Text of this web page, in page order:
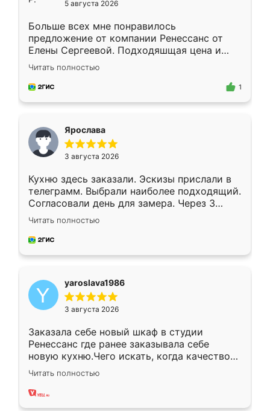
5 августа 2026
Больше всех мне понравилось
предложение от компании Ренессанс от
Елены Сергеевой. Подходяшщая цена и
короткие сроки изготовления. Приехавший
для замера сотрудник Владислав
предложил по моему эскизу самый
Читать полностью
1
Ярослава
3 августа 2026
Кухню здесь заказали. Эскизы прислали в
телеграмм. Выбрали наиболее подходящий.
Согласовали день для замера. Через 3
недели кухня была уже готова. Остались
довольны работой. Спасибо Ренессанс
мебель за качественную работу!
Читать полностью
yaroslava1986
3 августа 2026
Заказала себе новый шкаф в студии
Ренессанс где ранее заказывала себе
новую кухню.Чего искать, когда качеством
вполне довольна. Служит кухня уже почти
два года, нареканий нет.
Читать полностью